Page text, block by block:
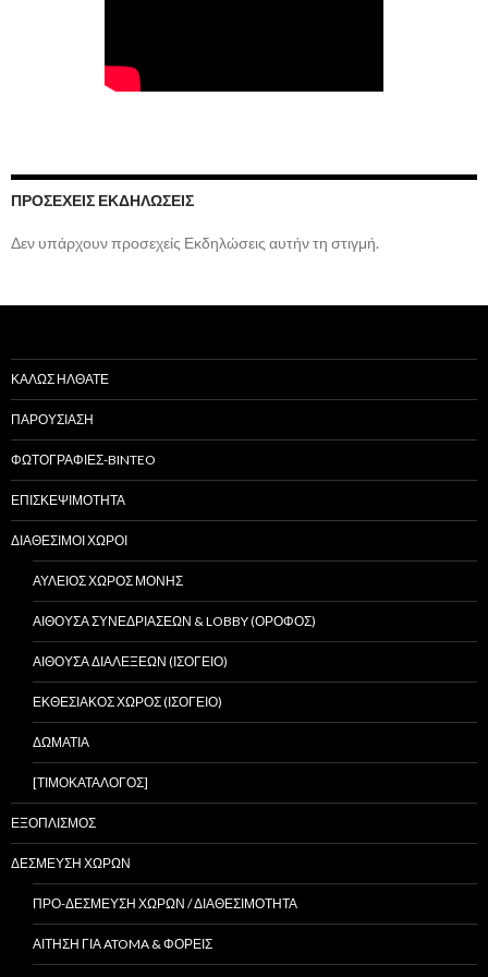
ΠΡΟΣΕΧΕΊΣ ΕΚΔΗΛΏΣΕΙΣ
Δεν υπάρχουν προσεχείς Εκδηλώσεις αυτήν τη στιγμή.
ΚΑΛΩΣ ΗΛΘΑΤΕ
ΠΑΡΟΥΣΙΑΣΗ
ΦΩΤΟΓΡΑΦΙΕΣ-BINTEO
ΕΠΙΣΚΕΨΙΜΟΤΗΤΑ
ΔΙΑΘΕΣΙΜΟΙ ΧΩΡΟΙ
ΑΥΛΕΙΟΣ ΧΩΡΟΣ ΜΟΝΗΣ
ΑΙΘΟΥΣΑ ΣΥΝΕΔΡΙΑΣΕΩΝ & LOBBY (ΟΡΟΦΟΣ)
ΑΙΘΟΥΣΑ ΔΙΑΛΕΞΕΩΝ (ΙΣΟΓΕΙΟ)
ΕΚΘΕΣΙΑΚΟΣ ΧΩΡΟΣ (ΙΣΟΓΕΙΟ)
ΔΩΜΑΤΙΑ
[ΤΙΜΟΚΑΤΑΛΟΓΟΣ]
ΕΞΟΠΛΙΣΜΟΣ
ΔΕΣΜΕΥΣΗ ΧΩΡΩΝ
ΠΡΟ-ΔΕΣΜΕΥΣΗ ΧΩΡΩΝ / ΔΙΑΘΕΣΙΜΟΤΗΤΑ
ΑΙΤΗΣΗ ΓΙΑ ATOMA & ΦΟΡΕΙΣ